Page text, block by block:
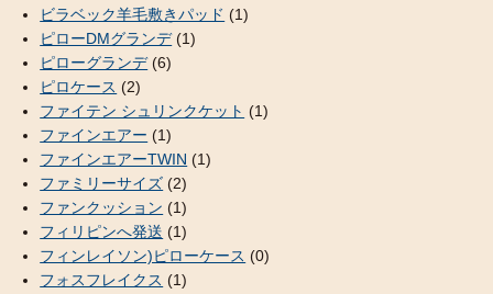
ビラベック羊毛敷きパッド (1)
ピローDMグランデ(1)
ピローグランデ(6)
ピロケース (2)
ファイテン シュリンクケット (1)
ファインエアー (1)
ファインエアーTWIN (1)
ファミリーサイズ (2)
ファンクッション (1)
フィリピンへ発送 (1)
フィンレイソン)ピローケース (0)
フォスフレイクス (1)